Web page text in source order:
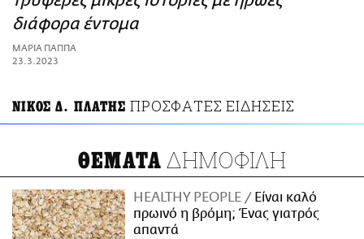
ΑΜΠΑ
PRINT
διάφορα έντομα
ΜΑΡΙΑ ΠΑΠΠΑ
23.3.2023
NΙΚΟΣ Δ. ΠΛΑΤΗΣ ΠΡΟΣΦΑΤΕΣ ΕΙΔΗΣΕΙΣ
ΘΕΜΑΤΑ ΔΗΜΟΦΙΛΗ
HEALTHY PEOPLE
Είναι καλό
πρωινό η βρόμη; Ένας γιατρός
απαντά